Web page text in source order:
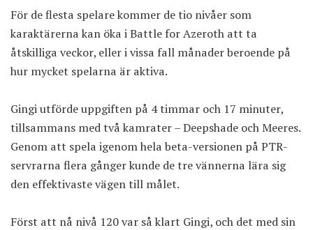
För de flesta spelare kommer de tio nivåer som
karaktärerna kan öka i Battle for Azeroth att ta
åtskilliga veckor, eller i vissa fall månader beroende på
hur mycket spelarna är aktiva.
Gingi utförde uppgiften på 4 timmar och 17 minuter,
tillsammans med två kamrater – Deepshade och Meeres.
Genom att spela igenom hela beta-versionen på PTR-
servrarna flera gånger kunde de tre vännerna lära sig
den effektivaste vägen till målet.
Först att nå nivå 120 var så klart Gingi, och det med sin